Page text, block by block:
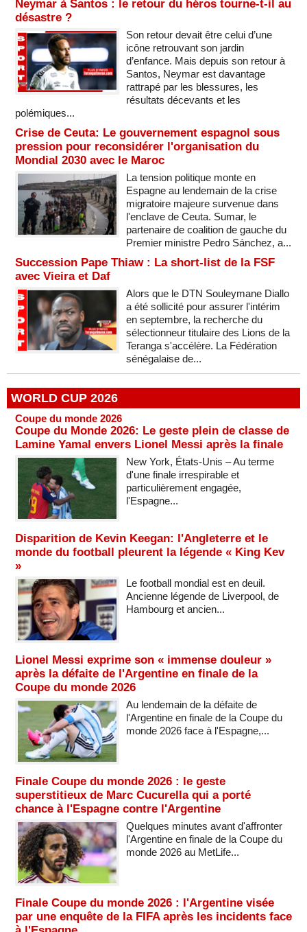
Neymar à Santos : le retour du héros tourne-t-il au
désastre ?
Son retour devait être celui d’une
icône retrouvant son jardin
d’enfance. Mais depuis son retour à
Santos, Neymar est davantage
rattrapé par les blessures, les
résultats décevants et les
polémiques...
Crise de Ceuta: Le gouvernement espagnol sous
pression pour reconsidérer l'organisation du
Mondial 2030 avec le Maroc
La tension politique monte en
Espagne au lendemain de la crise
migratoire majeure survenue dans
l'enclave de Ceuta. Sumar, le
partenaire de coalition de gauche du
Premier ministre Pedro Sánchez, a...
Succession Pape Thiaw : La short-list de la FSF
avec Vieira et Daf
Alors que le DTN Souleymane Diallo
a été sollicité pour assurer l'intérim
en septembre, la recherche du
sélectionneur titulaire des Lions de la
Teranga s'accélère. La Fédération
sénégalaise de...
WORLD CUP 2026
Coupe du monde 2026
Coupe du Monde 2026: Le geste plein de classe de
Lamine Yamal envers Lionel Messi après la finale
New York, États-Unis – Au terme
d'une finale irrespirable et
particulièrement engagée,
l'Espagne...
Disparition de Kevin Keegan: l'Angleterre et le
monde du football pleurent la légende « King Kev
»
Le football mondial est en deuil.
Ancienne légende de Liverpool, de
Hambourg et ancien...
Lionel Messi exprime son « immense douleur »
après la défaite de l'Argentine en finale de la
Coupe du monde 2026
Au lendemain de la défaite de
l'Argentine en finale de la Coupe du
monde 2026 face à l'Espagne,...
Finale Coupe du monde 2026 : le geste
superstitieux de Marc Cucurella qui a porté
chance à l'Espagne contre l'Argentine
Quelques minutes avant d'affronter
l'Argentine en finale de la Coupe du
monde 2026 au MetLife...
Finale Coupe du monde 2026 : l'Argentine visée
par une enquête de la FIFA après les incidents face